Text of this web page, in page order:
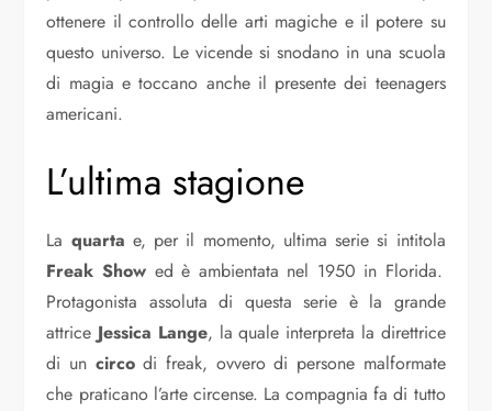
ottenere il controllo delle arti magiche e il potere su
questo universo. Le vicende si snodano in una scuola
di magia e toccano anche il presente dei teenagers
americani.
L’ultima stagione
La quarta e, per il momento, ultima serie si intitola
Freak Showed è ambientata nel 1950 in Florida.
Protagonista assoluta di questa serie è la grande
attrice Jessica Lange, la quale interpreta la direttrice
di un circodi freak, ovvero di persone malformate
che praticano l’arte circense. La compagnia fa di tutto